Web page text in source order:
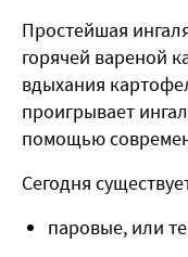
Простейшая
горячей вареной
вдыхания
проигрывает
помощью
Сегодня
паровые, или